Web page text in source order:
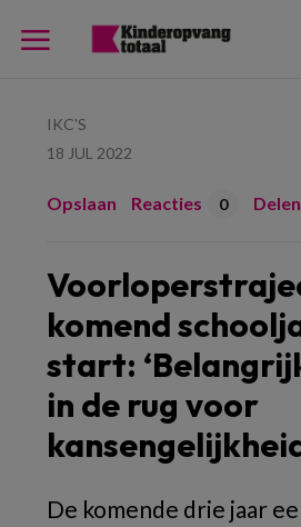
IKC'S
18 JUL 2022
Opslaan Reacties 0 Delen
komend
start:
in de rug voor
De komende drie jaar